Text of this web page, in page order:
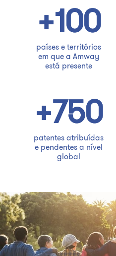
+100
países e territórios
em que a Amway
está presente
+750
patentes atribuídas
e pendentes a nível
global